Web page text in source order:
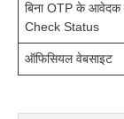
बिना OTP के आवेदक
Check Status
ऑफिसियल वेबसाइट